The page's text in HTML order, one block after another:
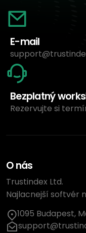
E-mail
Bezplatný
Rezervujte si
O nás
Trustindex Ltd.
Najlacnejší softvér
1095 Budapest,